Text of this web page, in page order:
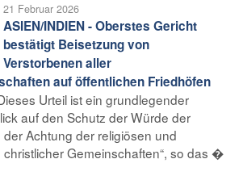
21 Februar 2026
ASIEN/INDIEN - Oberstes Gericht
bestätigt Beisetzung von
Verstorbenen aller
auf öffentlichen Friedhöfen
Urteil ist ein grundlegender
auf den Schutz der Würde der
Achtung der religiösen und
christlicher Gemeinschaften“, so das �